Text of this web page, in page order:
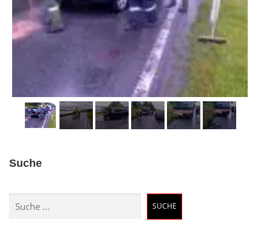
Suche
SUCHE